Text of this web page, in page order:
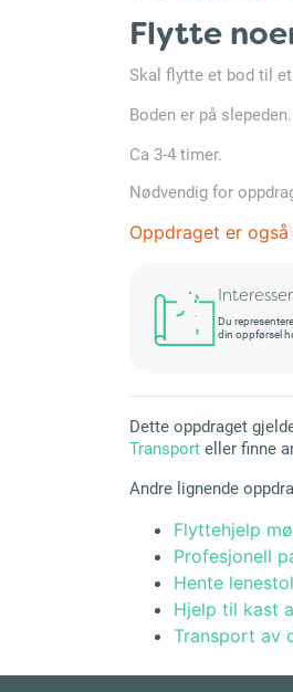
Flytte
Skal flytte et bod til
Boden er på
Ca 3-4 timer.
Nødvendig for
Oppdraget er
Du
din oppførsel
Dette oppdraget
Transport eller finne
Andre lignende
Flyttehjelp
Profesjonell
Hente lenestol
Hjelp til kast
Transport av